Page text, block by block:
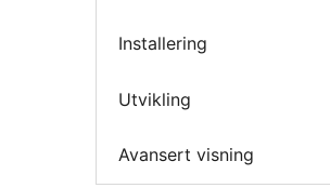
Installering
Utvikling
Avansert visning